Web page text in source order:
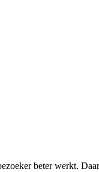
beter werkt.